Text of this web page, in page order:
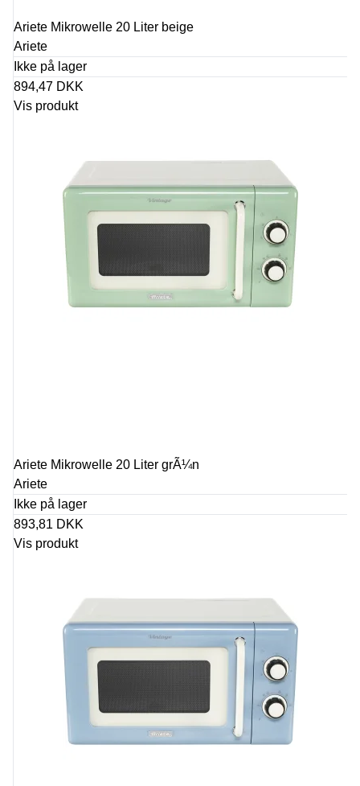
Ariete Mikrowelle 20 Liter beige
Ariete
Ikke på lager
894,47 DKK
Vis produkt
Ariete Mikrowelle 20 Liter grÃ¼n
Ariete
Ikke på lager
893,81 DKK
Vis produkt